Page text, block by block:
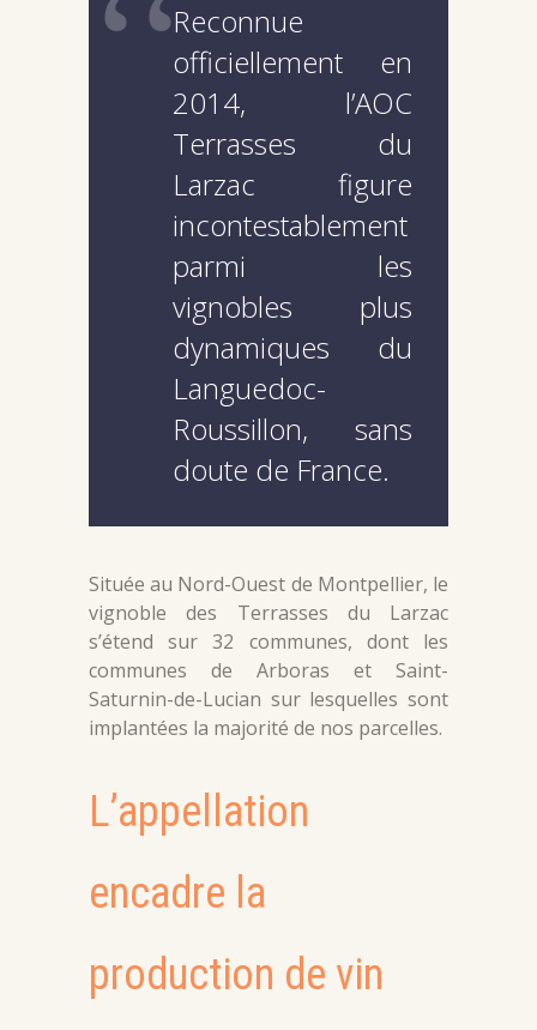
Reconnue
officiellement en
2014, l’AOC
Terrasses du
Larzac figure
incontestablement
parmi les
vignobles plus
dynamiques du
Languedoc-
Roussillon, sans
doute de France.
Située au Nord-Ouest de Montpellier, le
vignoble des Terrasses du Larzac
s’étend sur 32 communes, dont les
communes de Arboras et Saint-
Saturnin-de-Lucian sur lesquelles sont
implantées la majorité de nos parcelles.
L’appellation
encadre la
production de vin